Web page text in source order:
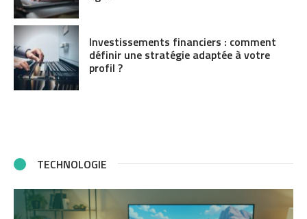
Investissements financiers : comment
définir une stratégie adaptée à votre
profil ?
TECHNOLOGIE